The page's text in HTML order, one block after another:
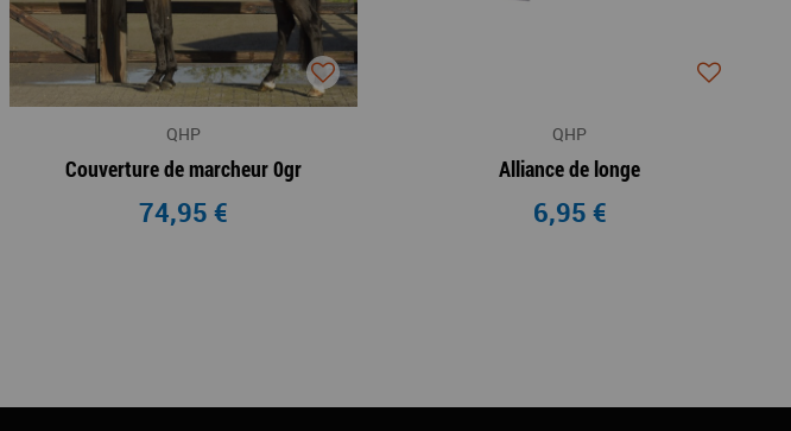
QHP
Couverture de marcheur 0gr
74,95 €
QHP
Alliance de longe
6,95 €